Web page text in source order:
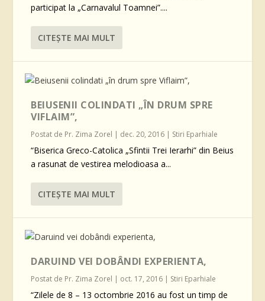
participat la „Carnavalul Toamnei”....
CITEŞTE MAI MULT
BEIUSENII COLINDATI „ÎN DRUM SPRE
VIFLAIM”,
Postat de Pr. Zima Zorel | dec. 20, 2016 | Stiri Eparhiale
“Biserica Greco-Catolica „Sfintii Trei Ierarhi” din Beius
a rasunat de vestirea melodioasa a...
CITEŞTE MAI MULT
DARUIND VEI DOBÂNDI EXPERIENTA,
Postat de Pr. Zima Zorel | oct. 17, 2016 | Stiri Eparhiale
“Zilele de 8 – 13 octombrie 2016 au fost un timp de